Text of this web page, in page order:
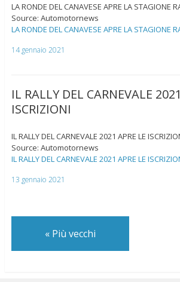
LA RONDE DEL CANAVESE APRE LA STAGIONE
Source: Automotornews
LA RONDE DEL CANAVESE APRE LA STAGIONE
14 gennaio 2021
IL RALLY DEL CARNEVALE
ISCRIZIONI
IL RALLY DEL CARNEVALE 2021 APRE LE
Source: Automotornews
IL RALLY DEL CARNEVALE 2021 APRE LE
13 gennaio 2021
«Più vecchi